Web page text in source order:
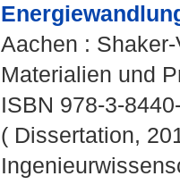
Aachen :
Materialien und
ISBN 978-3-
( Dissertation,